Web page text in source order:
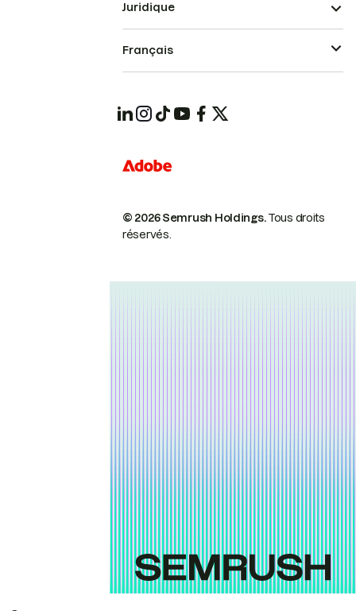
© 2026 Semrush Holdings.Tous droits
réservés.
Juridique
Français